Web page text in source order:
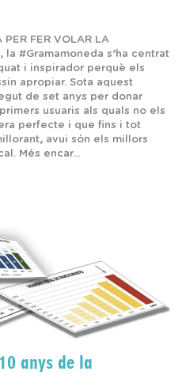
PER FER VOLAR LA
la #Gramamoneda s’ha centrat
i inspirador perquè els
apropiar. Sota aquest
de set anys per donar
usuaris als quals no els
perfecte i que fins i tot
avui són els millors
Més encar...
anys de la